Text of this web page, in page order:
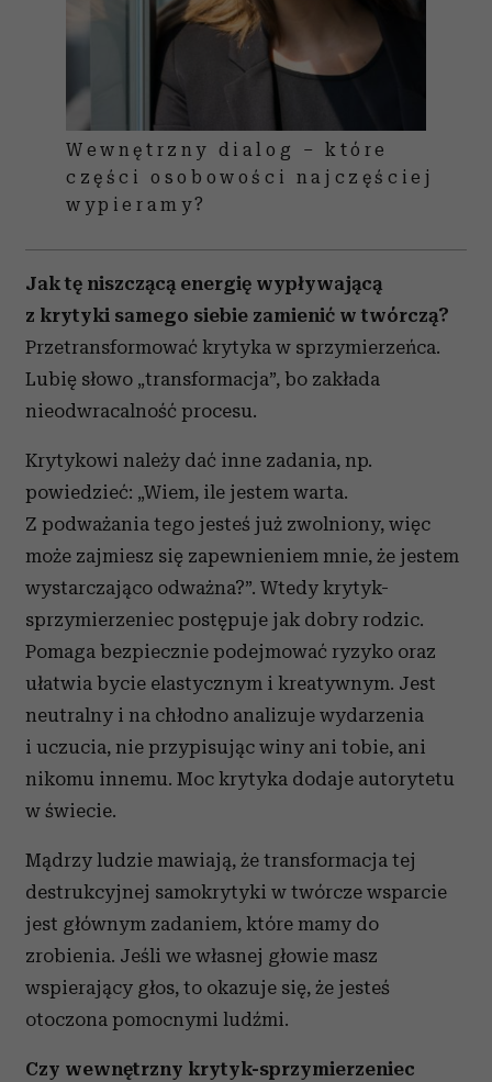
Wewnętrzny dialog – które
części osobowości najczęściej
wypieramy?
Jak tę niszczącą energię wypływającą
z krytyki samego siebie zamienić w twórczą?
Przetransformować krytyka w sprzymierzeńca.
Lubię słowo „transformacja”, bo zakłada
nieodwracalność procesu.
Krytykowi należy dać inne zadania, np.
powiedzieć: „Wiem, ile jestem warta.
Z podważania tego jesteś już zwolniony, więc
może zajmiesz się zapewnieniem mnie, że jestem
wystarczająco odważna?”. Wtedy krytyk-
sprzymierzeniec postępuje jak dobry rodzic.
Pomaga bezpiecznie podejmować ryzyko oraz
ułatwia bycie elastycznym i kreatywnym. Jest
neutralny i na chłodno analizuje wydarzenia
i uczucia, nie przypisując winy ani tobie, ani
nikomu innemu. Moc krytyka dodaje autorytetu
w świecie.
Mądrzy ludzie mawiają, że transformacja tej
destrukcyjnej samokrytyki w twórcze wsparcie
jest głównym zadaniem, które mamy do
zrobienia. Jeśli we własnej głowie masz
wspierający głos, to okazuje się, że jesteś
otoczona pomocnymi ludźmi.
Czy wewnętrzny krytyk-sprzymierzeniec